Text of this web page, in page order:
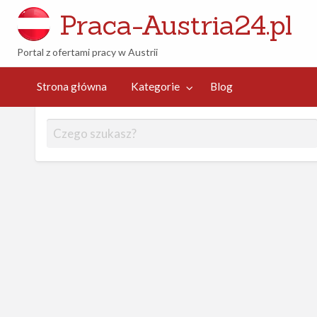
Praca-Austria24.pl
Portal z ofertami pracy w Austrii
Strona główna Kategorie Blog